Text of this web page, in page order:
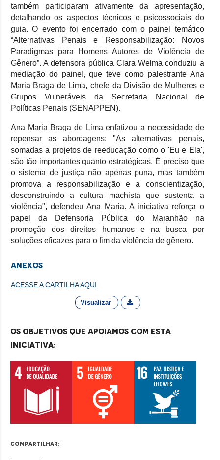
também participaram ativamente da apresentação,
detalhando os aspectos técnicos e psicossociais do
guia. O evento foi encerrado com o painel temático
“Alternativas Penais e Responsabilização: Novos
Paradigmas para Homens Autores de Violência de
Gênero”. A defensora pública Clara Welma conduziu a
mediação do painel, que teve como palestrante Ana
Maria Braga de Lima, chefe da Divisão de Mulheres e
Grupos Vulneráveis da Secretaria Nacional de
Políticas Penais (SENAPPEN).
Ana Maria Braga de Lima enfatizou a necessidade de
repensar as abordagens: "As alternativas penais,
somadas a projetos de reeducação como o 'Eu e Ela',
são tão importantes quanto estratégicas. É preciso que
o sistema de justiça não apenas puna, mas também
promova a responsabilização e a conscientização,
desconstruindo a cultura machista que sustenta a
violência", defendeu Ana Maria. A iniciativa reforça o
papel da Defensoria Pública do Maranhão na
promoção dos direitos humanos e na busca por
soluções eficazes para o fim da violência de gênero.
Anexos
ACESSE A CARTILHA AQUI
Visualizar
Os objetivos que apoiamos com esta
iniciativa:
Compartilhar: